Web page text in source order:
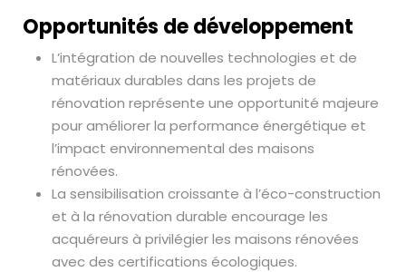
Opportunités de développement
L’intégration de nouvelles technologies et de
matériaux durables dans les projets de
rénovation représente une opportunité majeure
pour améliorer la performance énergétique et
l’impact environnemental des maisons
rénovées.
La sensibilisation croissante à l’éco-construction
et à la rénovation durable encourage les
acquéreurs à privilégier les maisons rénovées
avec des certifications écologiques.